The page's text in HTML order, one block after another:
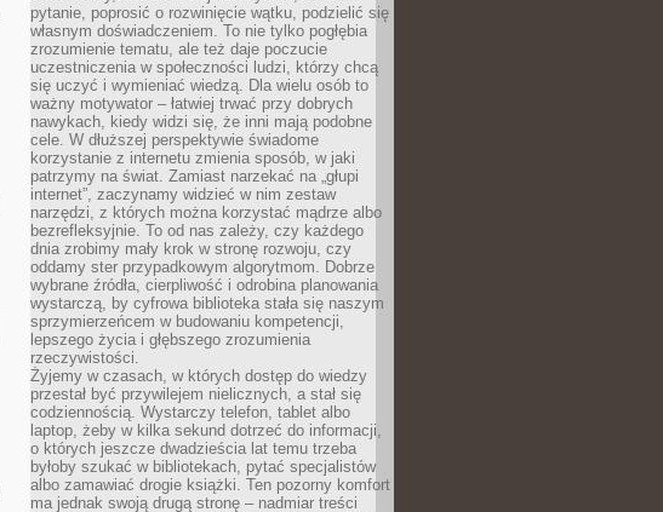
pytanie, poprosić o rozwinięcie wątku, podzielić się
własnym doświadczeniem. To nie tylko pogłębia
zrozumienie tematu, ale też daje poczucie
uczestniczenia w społeczności ludzi, którzy chcą
się uczyć i wymieniać wiedzą. Dla wielu osób to
ważny motywator – łatwiej trwać przy dobrych
nawykach, kiedy widzi się, że inni mają podobne
cele. W dłuższej perspektywie świadome
korzystanie z internetu zmienia sposób, w jaki
patrzymy na świat. Zamiast narzekać na „głupi
internet”, zaczynamy widzieć w nim zestaw
narzędzi, z których można korzystać mądrze albo
bezrefleksyjnie. To od nas zależy, czy każdego
dnia zrobimy mały krok w stronę rozwoju, czy
oddamy ster przypadkowym algorytmom. Dobrze
wybrane źródła, cierpliwość i odrobina planowania
wystarczą, by cyfrowa biblioteka stała się naszym
sprzymierzeńcem w budowaniu kompetencji,
lepszego życia i głębszego zrozumienia
rzeczywistości.
Żyjemy w czasach, w których dostęp do wiedzy
przestał być przywilejem nielicznych, a stał się
codziennością. Wystarczy telefon, tablet albo
laptop, żeby w kilka sekund dotrzeć do informacji,
o których jeszcze dwadzieścia lat temu trzeba
byłoby szukać w bibliotekach, pytać specjalistów
albo zamawiać drogie książki. Ten pozorny komfort
ma jednak swoją drugą stronę – nadmiar treści